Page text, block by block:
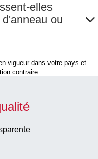
elles
ou
vigueur dans votre pays et
contraire